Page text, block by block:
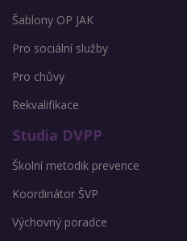
Šablony OP JAK
Pro sociální služby
Pro chůvy
Rekvalifikace
Studia DVPP
Školní metodik prevence
Koordinátor ŠVP
Výchovný poradce